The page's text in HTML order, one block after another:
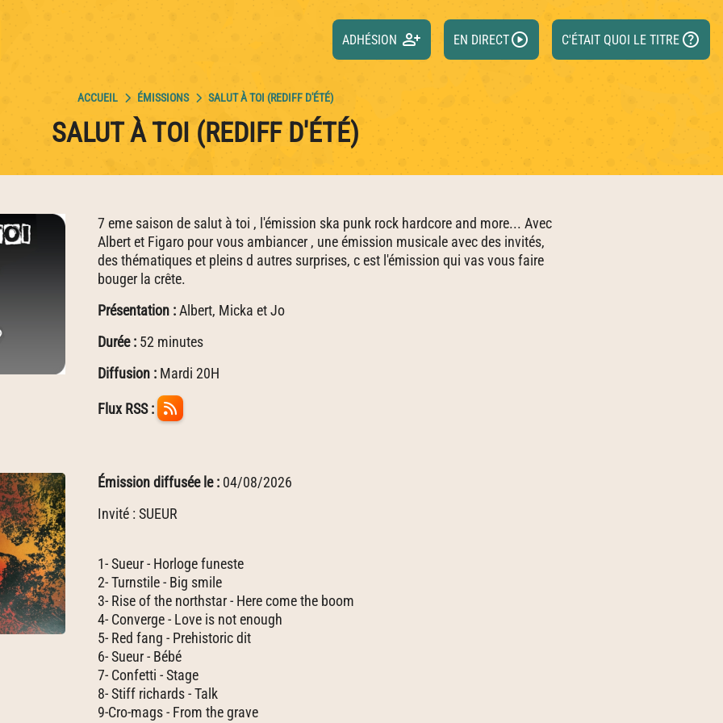
ADHÉSION person_add EN DIRECTplay_circle C'ÉTAIT QUOI LE TITRE help
ÉMISSIONS SALUT À TOI (REDIFF D'ÉTÉ)
SALUT À TOI (REDIFF D'ÉTÉ)
7 eme saison de salut à toi , l'émission ska punk rock hardcore and more... Avec
Albert et Figaro pour vous ambiancer , une émission musicale avec des invités,
des thématiques et pleins d autres surprises, c est l'émission qui vas vous faire
bouger la crête.
Présentation :Albert, Micka et Jo
Durée : 52 minutes
Diffusion : Mardi 20H
Flux RSS :
Émission diffusée le : 04/08/2026
Invité : SUEUR
1- Sueur - Horloge funeste
2- Turnstile - Big smile
3- Rise of the northstar - Here come the boom
4- Converge - Love is not enough
5- Red fang - Prehistoric dit
6- Sueur - Bébé
7- Confetti - Stage
8- Stiff richards - Talk
9-Cro-mags - From the grave